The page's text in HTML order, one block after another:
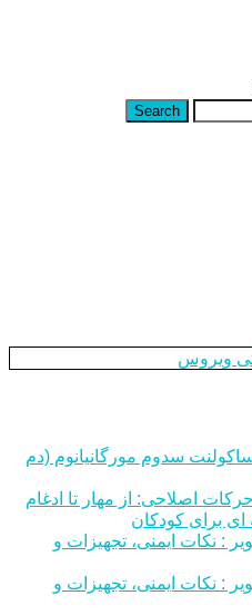
Search
ویروس
سدوم مورگانیانوم (دم
اصلاحی: از مهار تا ادغام
برای کودکان
: نکات ایمنی، تجهیزات و
: نکات ایمنی، تجهیزات و